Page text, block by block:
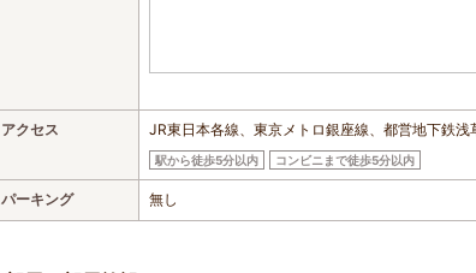
アクセス JR東日本各線、東京メトロ銀座線、都営地下鉄
駅から徒歩5分以内 コンビニまで徒歩5分以内
パーキング 無し